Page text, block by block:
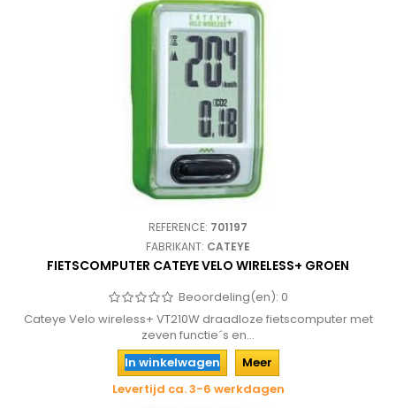
REFERENCE: 701197
FABRIKANT: CATEYE
FIETSCOMPUTER CATEYE VELO WIRELESS+ GROEN
Beoordeling(en): 0
Cateye Velo wireless+ VT210W draadloze fietscomputer met
zeven functie´s en...
In winkelwagen
Meer
Levertijd ca. 3-6 werkdagen